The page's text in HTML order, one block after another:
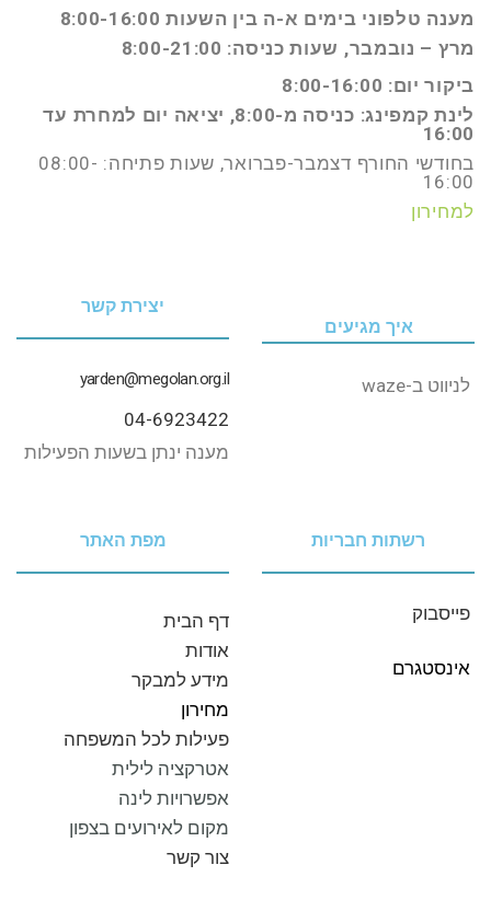
מענה טלפוני בימים א-ה בין השעות 8:00-16:00
מרץ – נובמבר, שעות כניסה: 8:00-21:00
ביקור יום: 8:00-16:00
לינת קמפינג: כניסה מ-8:00, יציאה יום למחרת עד
16:00
בחודשי החורף דצמבר-פברואר, שעות פתיחה: 08:00-
16:00
למחירון
איך מגיעים
לניווט‭ ‬ב-‭‬waze‭ ‬
יצירת קשר
yarden@megolan.org.il
04-6923422
מענה ינתן בשעות הפעילות
רשתות חבריות
פייסבוק
אינסטגרם
מפת האתר
דף‭ ‬הבית
אודות
מידע‭ ‬למבקר
מחירון
פעילות לכל המשפחה
אטרקציה לילית
אפשרויות לינה
מקום לאירועים בצפון
צור‭ ‬קשר